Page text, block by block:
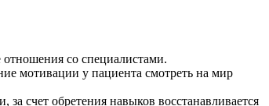
отношения со специалистами.
мотивации у пациента смотреть на мир
счет обретения навыков восстанавливается